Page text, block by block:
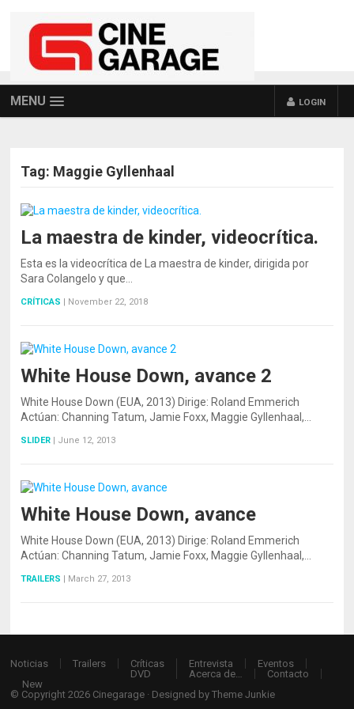
MENU LOGIN
Tag: Maggie Gyllenhaal
La maestra de kinder, videocrítica.
Esta es la videocrítica de La maestra de kinder, dirigida por
Sara Colangelo y que…
CRÍTICAS | November 22, 2018
White House Down, avance 2
White House Down (EUA, 2013) Dirige: Roland Emmerich
Actúan: Channing Tatum, Jamie Foxx, Maggie Gyllenhaal,…
SLIDER | June 12, 2013
White House Down, avance
White House Down (EUA, 2013) Dirige: Roland Emmerich
Actúan: Channing Tatum, Jamie Foxx, Maggie Gyllenhaal,…
TRAILERS | March 27, 2013
Noticias Trailers
Críticas
DVD
Entrevista
Eventos
Acerca de…
Contacto
New
© Copyright 2026 Cinegarage · Designed byTheme Junkie